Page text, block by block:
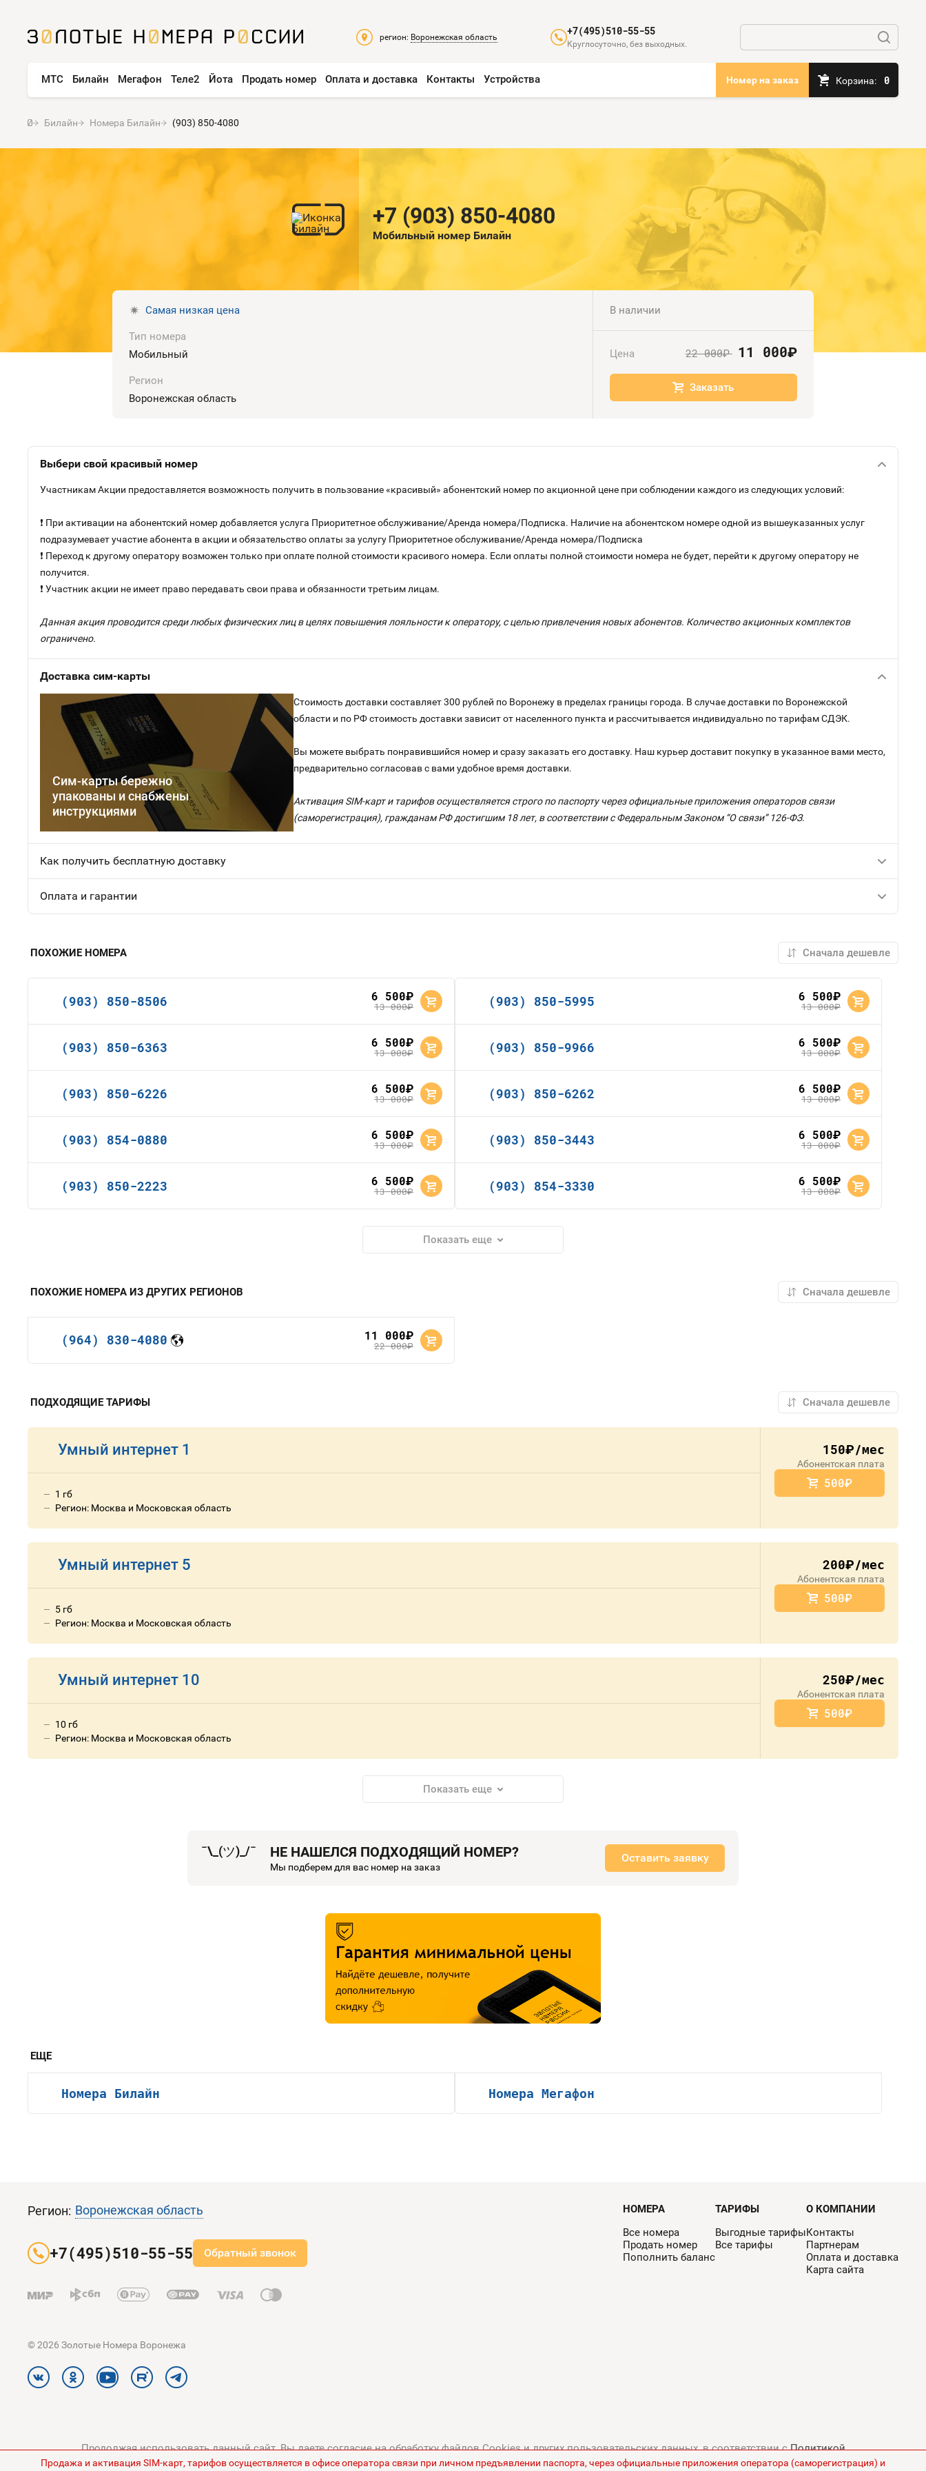
регион: Воронежская область +7(495)510-55-55
Круглосуточно, без выходных.
МТС Билайн Мегафон Теле2 Йота Продать номер Оплата и доставка Контакты Устройства Номер на заказ Корзина: 0
Билайн Номера Билайн (903) 850-4080
+7 (903) 850-4080
Мобильный номер Билайн
Самая низкая цена
Тип номера
Мобильный
Регион
Воронежская область
В наличии
Цена 22 000руб. 11 000руб.
Заказать
Выбери свой красивый номер
Участникам Акции предоставляется возможность получить в пользование «красивый» абонентский номер по акционной цене при соблюдении каждого из следующих условий:
❗ При активации на абонентский номер добавляется услуга Приоритетное обслуживание/Аренда номера/Подписка. Наличие на абонентском номере одной из вышеуказанных услуг
подразумевает участие абонента в акции и обязательство оплаты за услугу Приоритетное обслуживание/Аренда номера/Подписка
❗ Переход к другому оператору возможен только при оплате полной стоимости красивого номера. Если оплаты полной стоимости номера не будет, перейти к другому оператору не
получится.
❗ Участник акции не имеет право передавать свои права и обязанности третьим лицам.
Данная акция проводится среди любых физических лиц в целях повышения лояльности к оператору, с целью привлечения новых абонентов. Количество акционных комплектов
ограничено.
Доставка сим-карты
Сим-карты бережно
упакованы и снабжены
инструкциями
Стоимость доставки составляет 300 рублей по Воронежу в пределах границы города. В случае доставки по Воронежской
области и по РФ стоимость доставки зависит от населенного пункта и рассчитывается индивидуально по тарифам СДЭК.
Вы можете выбрать понравившийся номер и сразу заказать его доставку. Наш курьер доставит покупку в указанное вами место,
предварительно согласовав с вами удобное время доставки.
Активация SIM-карт и тарифов осуществляется строго по паспорту через официальные приложения операторов связи
(саморегистрация), гражданам РФ достигшим 18 лет, в соответствии с Федеральным Законом “О связи” 126-ФЗ.
Как получить бесплатную доставку
Оплата и гарантии
ПОХОЖИЕ НОМЕРА
(903) 850-8506 6 500руб.
13 000руб. (903) 850-5995 6 500руб.
13 000руб.
(903) 850-6363 6 500руб.
13 000руб. (903) 850-9966 6 500руб.
13 000руб.
(903) 850-6226 6 500руб.
13 000руб. (903) 850-6262 6 500руб.
13 000руб.
(903) 854-0880 6 500руб.
13 000руб. (903) 850-3443 6 500руб.
13 000руб.
(903) 850-2223 6 500руб.
13 000руб. (903) 854-3330 6 500руб.
13 000руб.
Показать еще
ПОХОЖИЕ НОМЕРА ИЗ ДРУГИХ РЕГИОНОВ
(964) 830-4080 11 000руб.
22 000руб.
ПОДХОДЯЩИЕ ТАРИФЫ
Умный интернет 1
1 гб
Регион: Москва и Московская область
150руб./мес
Абонентская плата
500руб.
Умный интернет 5
5 гб
Регион: Москва и Московская область
200руб./мес
Абонентская плата
500руб.
Умный интернет 10
10 гб
Регион: Москва и Московская область
250руб./мес
Абонентская плата
500руб.
Показать еще
¯\_(ツ)_/¯ НЕ НАШЕЛСЯ ПОДХОДЯЩИЙ НОМЕР?
Мы подберем для вас номер на заказ
Оставить заявку
ЕЩЕ
Номера Билайн Номера Мегафон
НОМЕРА
Все номера
Продать номер
Пополнить баланс
ТАРИФЫ
Выгодные тарифы
Все тарифы
О КОМПАНИИ
Контакты
Партнерам
Оплата и доставка
Карта сайта
Регион: Воронежская область
+7(495)510-55-55 Обратный звонок
© 2026 Золотые Номера Воронежа
Продолжая использовать данный сайт, Вы даете согласие на обработку файлов Cookies и других пользовательских данных, в соответствии сПолитикой
Продажа и активация SIM-карт, тарифов осуществляется в офисе оператора связи при личном предъявлении паспорта, через официальные приложения оператора (саморегистрация) и